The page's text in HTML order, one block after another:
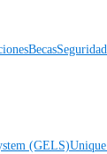
Becas
(GELS)